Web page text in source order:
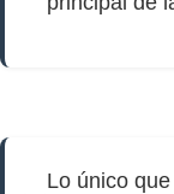
Lo único